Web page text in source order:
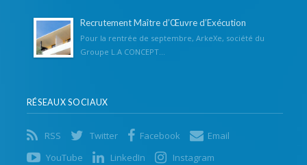
Recrutement Maître d’Œuvre d’Exécution
Pour la rentrée de septembre, ArkeXe, société du
Groupe L.A CONCEPT...
RÉSEAUX SOCIAUX
RSS Twitter Facebook
Email
YouTube
LinkedIn Instagram